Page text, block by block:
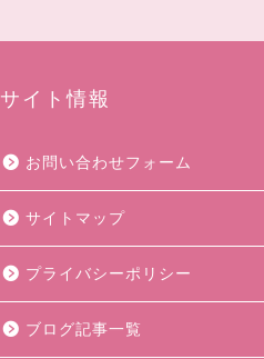
サイト情報
お問い合わせフォーム
サイトマップ
プライバシーポリシー
ブログ記事一覧